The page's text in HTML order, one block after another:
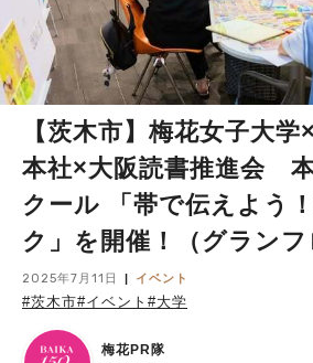
【茨木市】梅花女子大
本社×大阪読書推進会
クール 「帯で伝えよう
ク」を開催！（グランフ
2025年7月11日 イベント
#茨木市#イベント #大学
梅花PR隊